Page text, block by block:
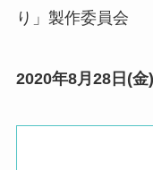
り」製作委員会
2020年8月28日(